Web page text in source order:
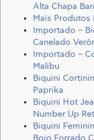
Alta Chapa
Mais Produtos
Importado –
Canelado
Importado –
Malibu
Biquini
Paprika
Biquini Hot
Number Up
Biquini
Bojo Forrado